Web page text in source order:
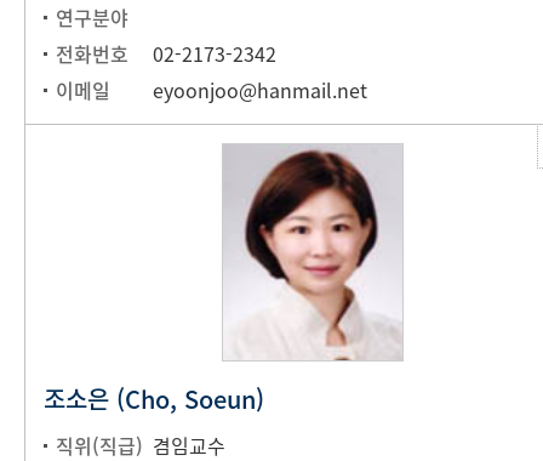
연구분야
전화번호
02-2173-2342
이메일
eyoonjoo@hanmail.net
조소은 (Cho, Soeun)
직위(직급) 겸임교수